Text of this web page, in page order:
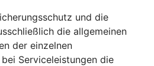
und die
die allgemeinen
der einzelnen
Serviceleistungen die